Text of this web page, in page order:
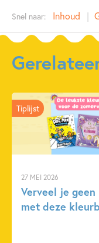
Prijs: 15
50
Aantal pagina's: 64
Uitgever:
Usborne
Kenmerken van dit
Doeboeken
Snel naar: Inhoud
27 MEI 2026
Verveel je
met deze
Tiplijst